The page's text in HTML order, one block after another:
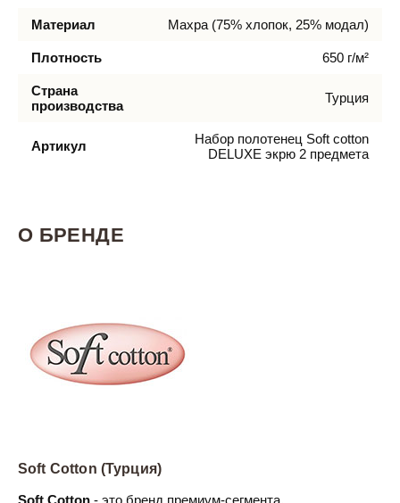
Материал Махра (75% хлопок, 25% модал)
Плотность 650 г/м²
Страна
производства
Турция
Артикул
Набор полотенец Soft cotton
DELUXE экрю 2 предмета
О БРЕНДЕ
Soft Cotton (Турция)
Soft Cotton - это бренд премиум-сегмента,